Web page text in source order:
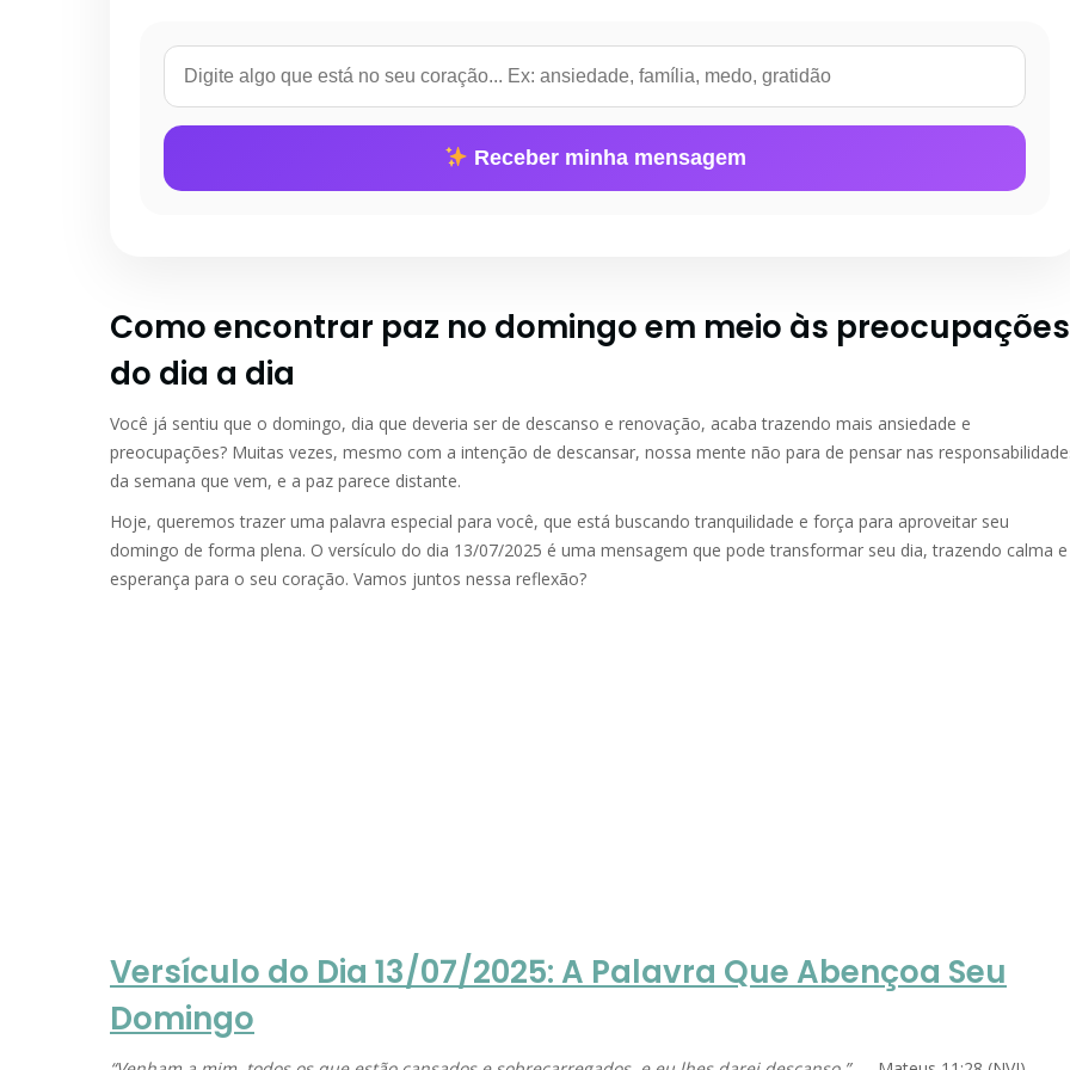
Receber minha mensagem
Como encontrar paz no domingo em meio às preocupações
do dia a dia
Você já sentiu que o domingo, dia que deveria ser de descanso e renovação, acaba trazendo mais ansiedade e
preocupações? Muitas vezes, mesmo com a intenção de descansar, nossa mente não para de pensar nas
da semana que vem, e a paz parece distante.
Hoje, queremos trazer uma palavra especial para você, que está buscando tranquilidade e força para aproveitar seu
domingo de forma plena. O versículo do dia 13/07/2025 é uma mensagem que pode transformar seu dia, trazendo calma e
esperança para o seu coração. Vamos juntos nessa reflexão?
Versículo do Dia 13/07/2025: A Palavra Que Abençoa Seu
Domingo